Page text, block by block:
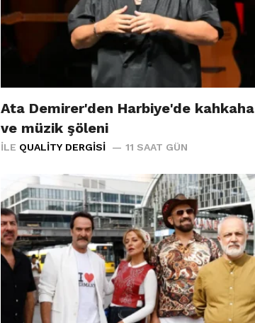
Ata Demirer'den Harbiye'de kahkaha
ve müzik şöleni
İLE QUALITY DERGISI 11 SAAT GÜN